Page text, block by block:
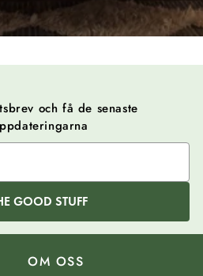
och få de senaste
GOOD STUFF
OM OSS